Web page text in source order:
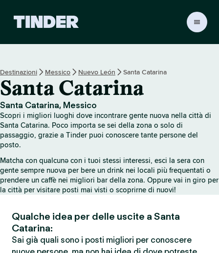
i
T
i
n
d
e
r
Destinazioni Messico Nuevo León Santa Catarina
Santa Catarina
Santa Catarina, Messico
Scopri i migliori luoghi dove incontrare gente nuova nella città di
Santa Catarina. Poco importa se sei della zona o solo di
passaggio, grazie a Tinder puoi conoscere tante persone del
posto.
Matcha con qualcunə con i tuoi stessi interessi, esci la sera con
gente sempre nuova per bere un drink nei locali più frequentati o
prendere un caffè nei migliori bar della zona. Oppure vai in giro per
la città per visitare posti mai visti o scoprirne di nuovi!
Qualche idea per delle uscite a Santa
Catarina:
Sai già quali sono i posti migliori per conoscere